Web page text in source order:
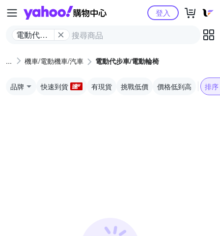
Yahoo購物中心
電動代步
椅
登入
機車/電動機車/汽車 電動代步車/電動輪椅
品牌 快速到貨 有現貨 挑戰低價 價格低到高 排序